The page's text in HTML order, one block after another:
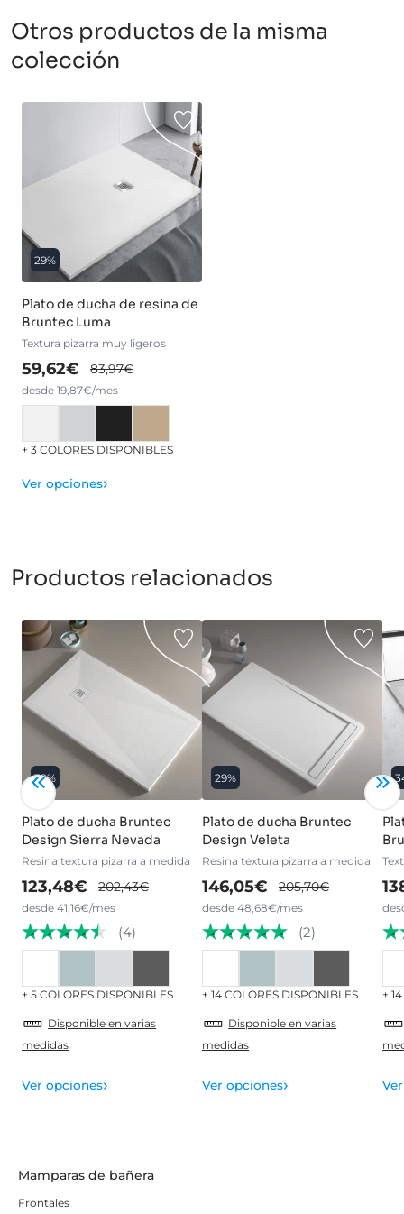
Otros productos de la misma
colección
29%
Plato de ducha de resina de
Bruntec Luma
Textura pizarra muy ligeros
59,62€ 83,97€
desde 19,87€/mes
+ 3 COLORES DISPONIBLES
Ver opciones›
Productos relacionados
39%
Plato de ducha Bruntec
Design Sierra Nevada
Resina textura pizarra a medida
123,48€ 202,43€
desde 41,16€/mes
(4)
+ 5 COLORES DISPONIBLES
Disponible en varias
medidas
Ver opciones›
29%
Plato de ducha Bruntec
Design Veleta
Resina textura pizarra a medida
146,05€ 205,70€
desde 48,68€/mes
(2)
+ 14 COLORES DISPONIBLES
Disponible en varias
medidas
Ver opciones›
+
Mamparas de bañera
Frontales